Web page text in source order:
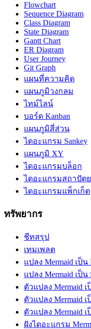
Flowchart
Sequence Diagram
Class Diagram
State Diagram
Gantt Chart
ER Diagram
User Journey
Git Graph
แผนที่ความคิด
แผนภูมิวงกลม
ไทม์ไลน์
บอร์ด Kanban
แผนภูมิสี่ส่วน
ไดอะแกรม Sankey
แผนภูมิ XY
ไดอะแกรมบล็อก
ไดอะแกรมสถาปัต
ไดอะแกรมแพ็กเก็ต
ทรัพยากร
ชีทสรุป
เทมเพลต
แปลง Mermaid เป็น
แปลง Mermaid เป็น
ตัวแปลง Mermaid เ
ตัวแปลง Mermaid เ
ตัวแปลง Mermaid เ
ฝังไดอะแกรม